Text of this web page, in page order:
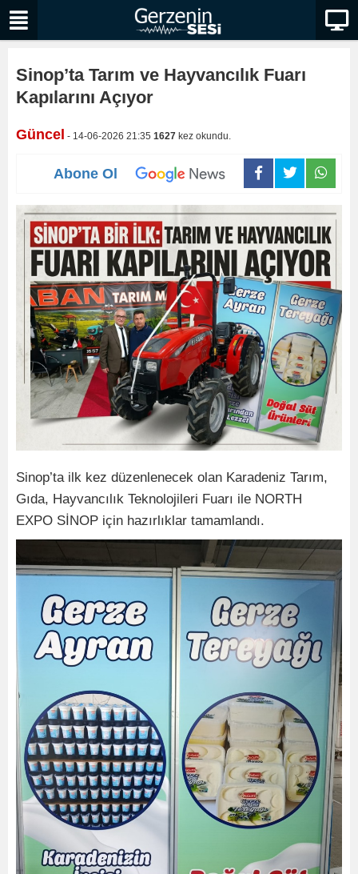
Sinop’ta Tarım ve Hayvancılık Fuarı
Kapılarını Açıyor
Güncel - 14-06-2026 21:35 1627 kez okundu.
Abone Ol
Sinop’ta ilk kez düzenlenecek olan Karadeniz Tarım,
Gıda, Hayvancılık Teknolojileri Fuarı ile NORTH
EXPO SİNOP için hazırlıklar tamamlandı.